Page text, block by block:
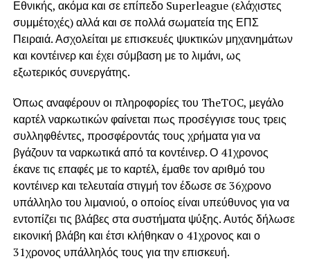
Εθνικής, ακόμα και σε επίπεδο Superleague (ελάχιστες
συμμέτοχές) αλλά και σε πολλά σωματεία της ΕΠΣ
Πειραιά. Ασχολείται με επισκευές ψυκτικών μηχανημάτων
και κοντέινερ και έχει σύμβαση με το λιμάνι, ως
εξωτερικός συνεργάτης.
Όπως αναφέρουν οι πληροφορίες του TheTOC, μεγάλο
καρτέλ ναρκωτικών φαίνεται πως προσέγγισε τους τρεις
συλληφθέντες, προσφέροντάς τους χρήματα για να
βγάζουν τα ναρκωτικά από τα κοντέινερ. Ο 41χρονος
έκανε τις επαφές με το καρτέλ, έμαθε τον αριθμό του
κοντέινερ και τελευταία στιγμή τον έδωσε σε 36χρονο
υπάλληλο του λιμανιού, ο οποίος είναι υπεύθυνος για να
εντοπίζει τις βλάβες στα συστήματα ψύξης. Αυτός δήλωσε
εικονική βλάβη και έτσι κλήθηκαν ο 41χρονος και ο
31χρονος υπάλληλός τους για την επισκευή.